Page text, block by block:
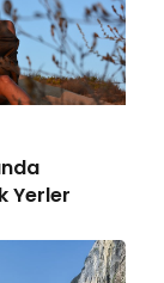
Yerler